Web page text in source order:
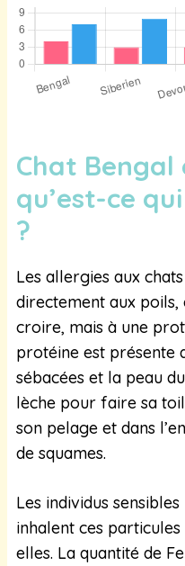
Chat Bengal
qu’est-ce
?
Les allergies aux
directement aux
croire, mais à une
protéine est présente
sébacées et la peau
lèche pour faire sa
son pelage et dans
de squames.
Les individus
inhalent ces
elles. La quantité de